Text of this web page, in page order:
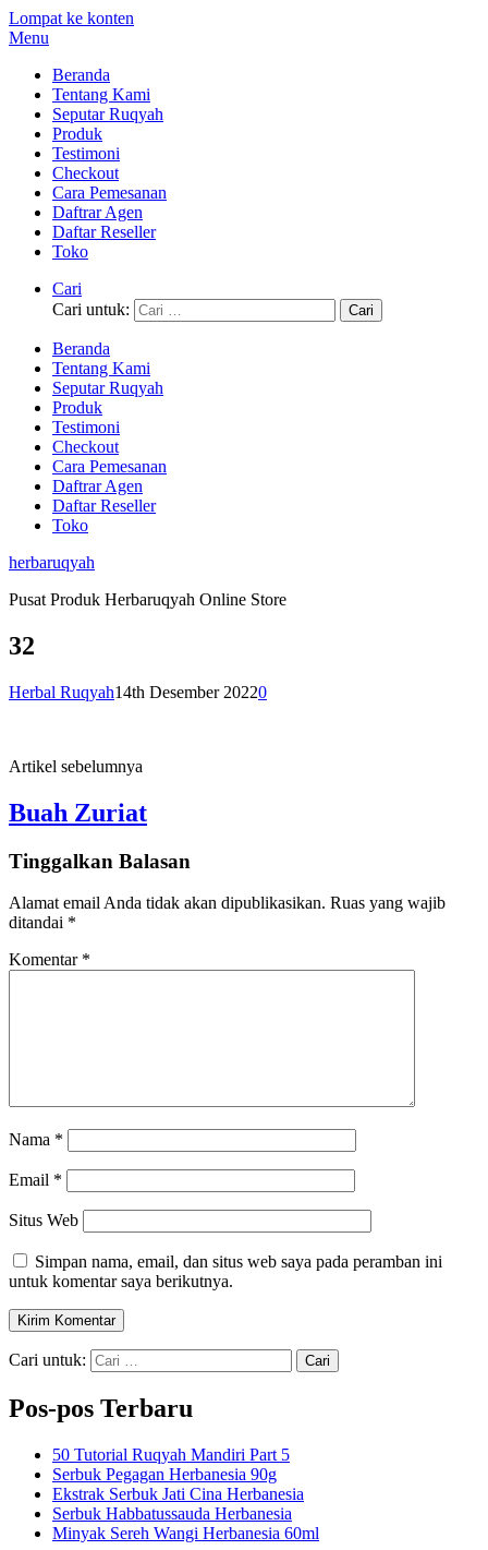
Lompat ke konten
Menu
Beranda
Tentang Kami
Seputar Ruqyah
Produk
Testimoni
Checkout
Cara Pemesanan
Daftrar Agen
Daftar Reseller
Toko
Cari
Cari untuk:
Beranda
Tentang Kami
Seputar Ruqyah
Produk
Testimoni
Checkout
Cara Pemesanan
Daftrar Agen
Daftar Reseller
Toko
herbaruqyah
Pusat Produk Herbaruqyah Online Store
32
Herbal Ruqyah14th Desember 20220
Artikel sebelumnya
Buah Zuriat
Tinggalkan Balasan
Alamat email Anda tidak akan dipublikasikan. Ruas yang wajib
ditandai *
Komentar *
Nama *
Email *
Situs Web
Simpan nama, email, dan situs web saya pada peramban ini
untuk komentar saya berikutnya.
Cari untuk:
Pos-pos Terbaru
50 Tutorial Ruqyah Mandiri Part 5
Serbuk Pegagan Herbanesia 90g
Ekstrak Serbuk Jati Cina Herbanesia
Serbuk Habbatussauda Herbanesia
Minyak Sereh Wangi Herbanesia 60ml